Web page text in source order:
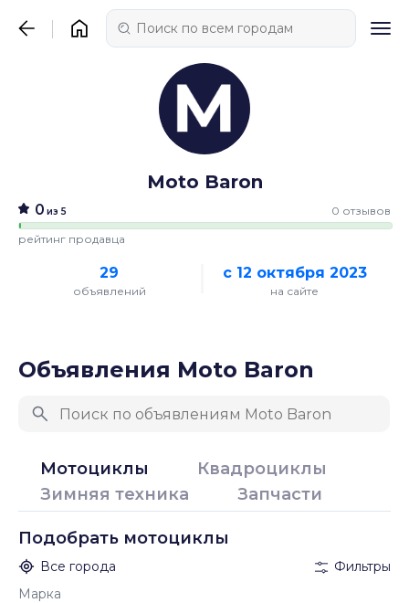
Moto Baron
0 из 5 0 отзывов
рейтинг продавца
29
объявлений
с 12 октября 2023
на сайте
Объявления Moto Baron
Мотоциклы
Квадроциклы
Зимняя техника
Запчасти
Подобрать мотоциклы
Все города
Фильтры
Марка